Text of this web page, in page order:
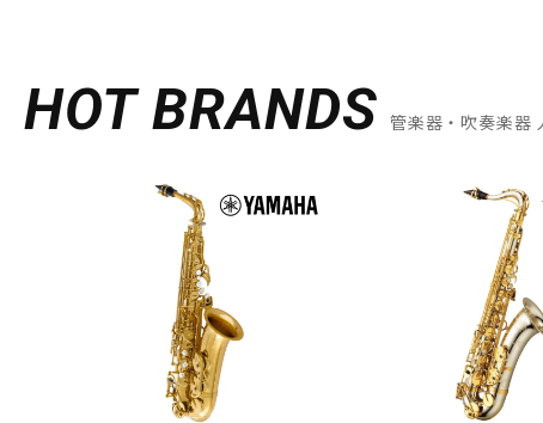
HOT BRANDS 管楽器・吹奏楽器